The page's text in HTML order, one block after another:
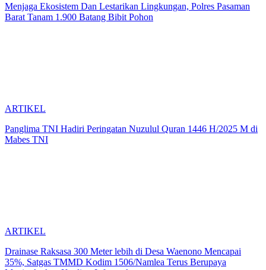
Menjaga Ekosistem Dan Lestarikan Lingkungan, Polres Pasaman
Barat Tanam 1.900 Batang Bibit Pohon
ARTIKEL
Panglima TNI Hadiri Peringatan Nuzulul Quran 1446 H/2025 M di
Mabes TNI
ARTIKEL
Drainase Raksasa 300 Meter lebih di Desa Waenono Mencapai
35%, Satgas TMMD Kodim 1506/Namlea Terus Berupaya